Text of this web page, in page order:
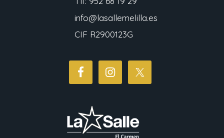
info@lasallemelilla.es
CIF R2900123G